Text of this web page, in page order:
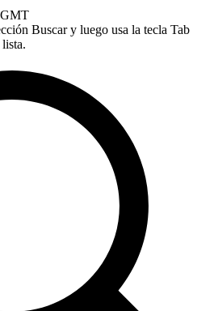
GMT
Buscar y luego usa la tecla Tab